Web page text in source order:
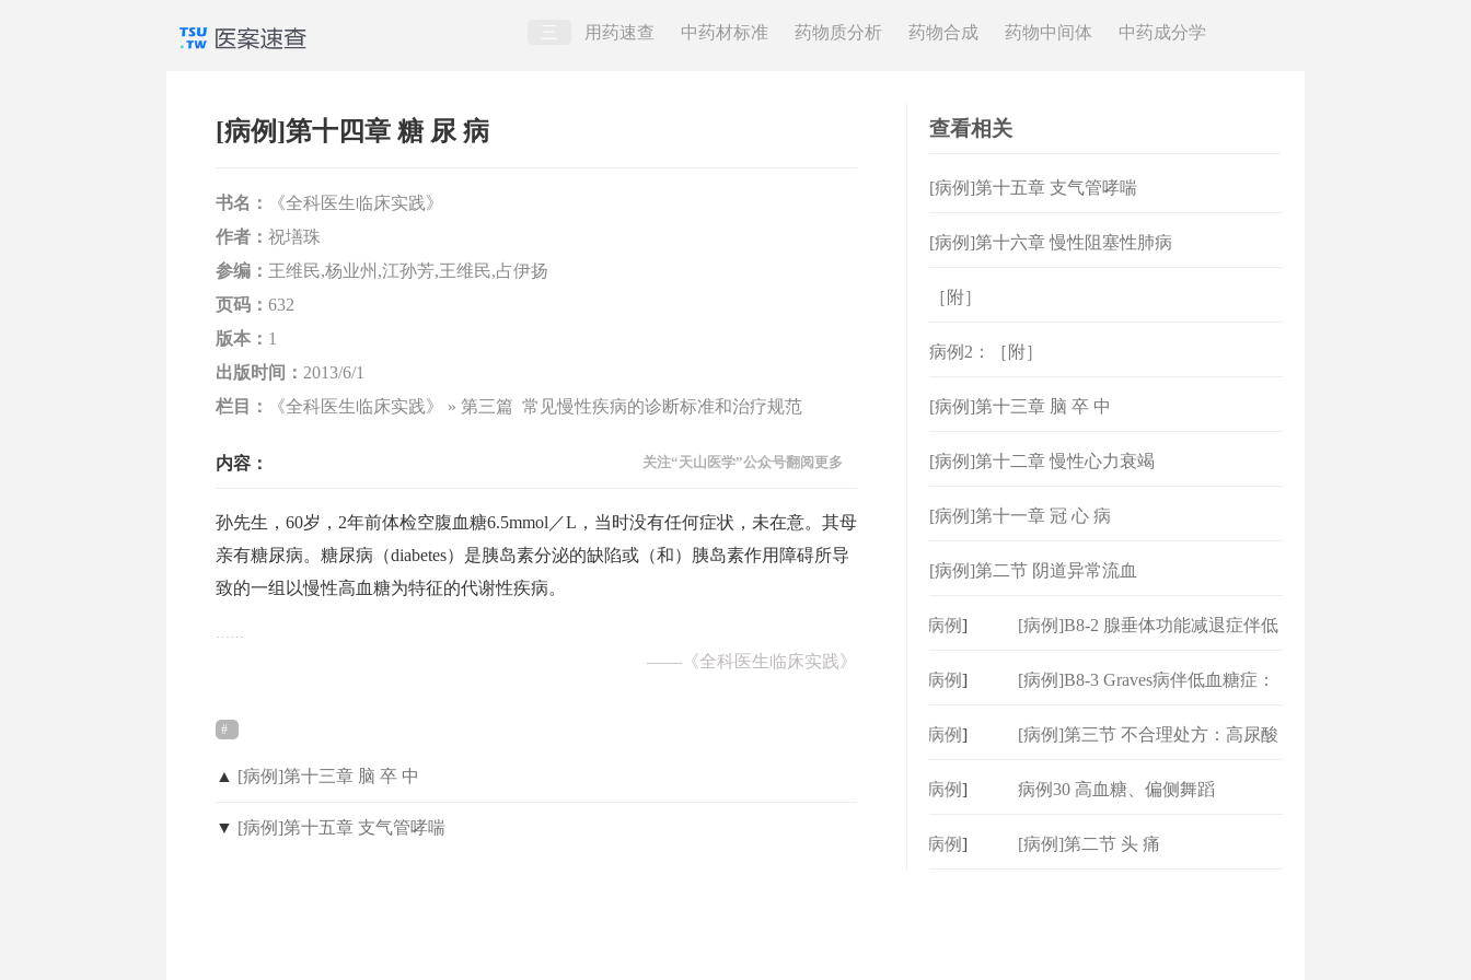
用药速查 中药材标准 药物质分析 药物合成 药物中间体 中药成分学
[病例]第十四章 糖 尿 病
书名：
《全科医生临床实践》
作者： 祝墡珠
参编： 王维民,杨业州,江孙芳,王维民,占伊扬
页码： 632
版本： 1
出版时间： 2013/6/1
栏目：
《全科医生临床实践》 » 第三篇 常见慢性疾病的诊断标准和治疗规范
内容： 关注“天山医学”公众号翻阅更多
孙先生，60岁，2年前体检空腹血糖6.5mmol／L，当时没有任何症状，未在意。其母
亲有糖尿病。糖尿病（diabetes）是胰岛素分泌的缺陷或（和）胰岛素作用障碍所导
致的一组以慢性高血糖为特征的代谢性疾病。
—— 《全科医生临床实践》
▲ [病例]第十三章 脑 卒 中
▼ [病例]第十五章 支气管哮喘
查看相关
[病例]第十五章 支气管哮喘
[病例]第十六章 慢性阻塞性肺病
［附］
病例2：［附］
[病例]第十三章 脑 卒 中
[病例]第十二章 慢性心力衰竭
[病例]第十一章 冠 心 病
[病例]第二节 阴道异常流血
病例] [病例]B8-2 腺垂体功能减退症伴低
病例]
[病例]B8-3 Graves病伴低血糖症：
病例]
[病例]第三节 不合理处方：高尿酸
病例] 病例30 高血糖、偏侧舞蹈
病例] [病例]第二节 头 痛